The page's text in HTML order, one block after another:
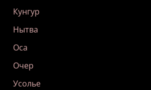
Кунгур
Нытва
Оса
Очер
Усолье